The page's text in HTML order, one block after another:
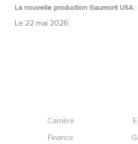
La nouvelle production Gaumont USA
Le 22 mai 2026
Carrière
Finance